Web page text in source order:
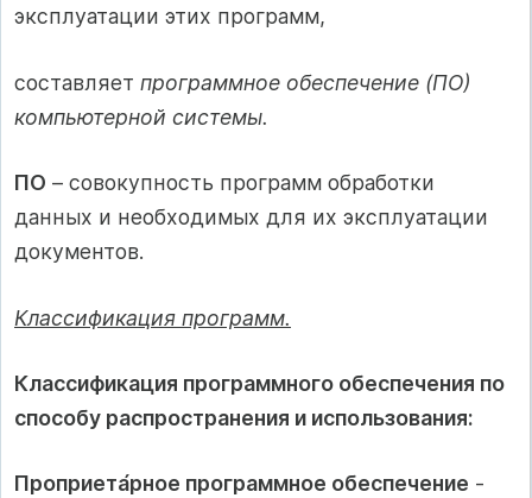
эксплуатации этих программ,
составляет программное обеспечение (ПО)
компьютерной системы.
ПО – совокупность программ обработки
данных и необходимых для их эксплуатации
документов.
Классификация программ.
Классификация программного обеспечения по
способу распространения и использования:
Проприета́рное программное обеспечение -